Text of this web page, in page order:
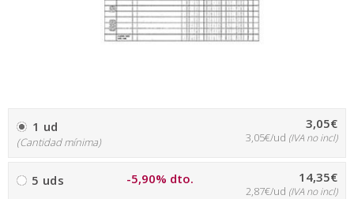
1 ud
(Cantidad mínima)
3,05€
3,05€/ud (IVA no incl)
5 uds -5,90% dto. 14,35€
2,87€/ud (IVA no incl)